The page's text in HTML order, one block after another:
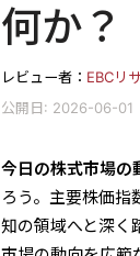
何か？
レビュー者： EBCリ
公開日: 2026-06-01
今日の株式市場の
ろう。主要株価指
知の領域へと深く